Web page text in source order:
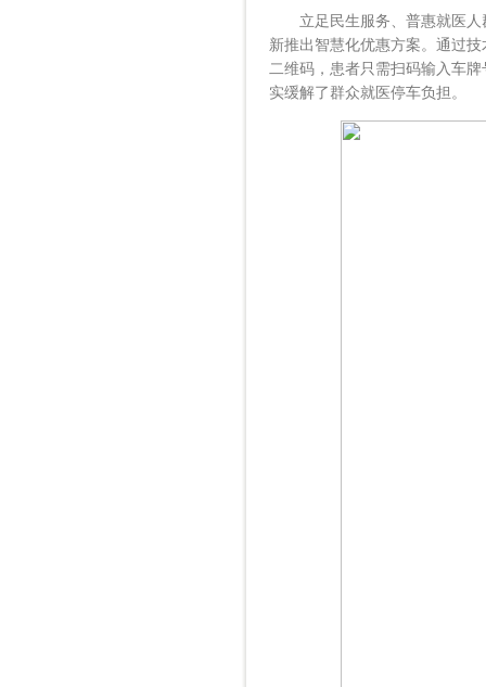
立足民生服务、普惠就医人
新推出智慧化优惠方案。通过
二维码，患者只需扫码输入车
实缓解了群众就医停车负担。